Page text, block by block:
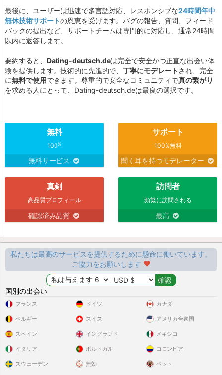
最後に、ユーザーは迅速で多言語対応、レスポンシブな24時間年中
無休技術サポートの恩恵を受けます。バグの報告、質問、フィード
バックの提出など、サポートチームは専門的に対応し、通常24時間
以内に返答します。
要約すると、 Dating-deutsch.deは完全で安全かつ正直な出会い体
験を提供します。技術的に先進的で、 丁寧にモデレートされ、完全
に無料で使用できます。尊重的で安全なコミュニティで真の繋がり
を求める人にとって、Dating-deutsch.deは最良の選択です。
無料
100%
無料サービス
サポート
100%無料
聞く耳を持つモデレーター
真剣
高品質プロフィール
確認済み品質
訪問者
頻繁に訪問される
最高
私たちは最高のサービスを提供するために懸命に働いています。
ご協力をお願いします
国別の出会い
フランス
ベルギー
スペイン
イタリア
スウェーデン
ドイツ
スイス
イングランド
ポルトガル
無効
カナダ
アメリカ合衆国
メキシコ
コロンビア
ペット